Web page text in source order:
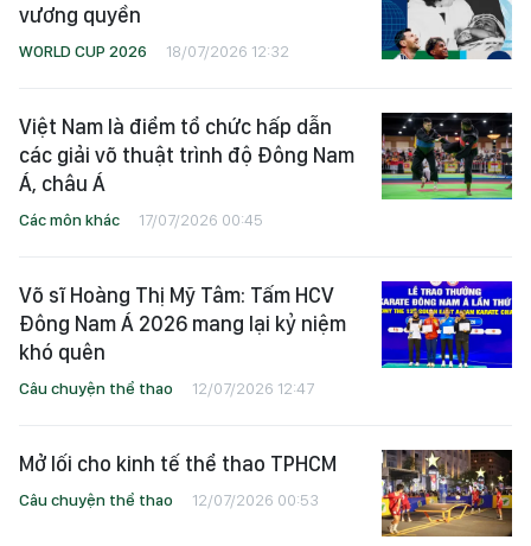
vương quyền
WORLD CUP 2026 18/07/2026 12:32
Việt Nam là điểm tổ chức hấp dẫn
các giải võ thuật trình độ Đông Nam
Á, châu Á
Các môn khác 17/07/2026 00:45
Võ sĩ Hoàng Thị Mỹ Tâm: Tấm HCV
Đông Nam Á 2026 mang lại kỷ niệm
khó quên
Câu chuyện thể thao 12/07/2026 12:47
Mở lối cho kinh tế thể thao TPHCM
Câu chuyện thể thao 12/07/2026 00:53